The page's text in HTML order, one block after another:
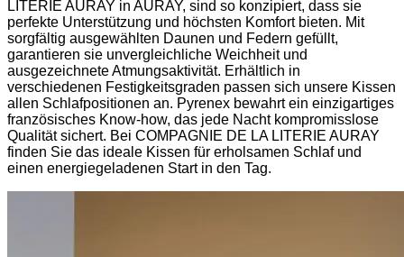
LITERIE AURAY in AURAY, sind so konzipiert, dass sie
perfekte Unterstützung und höchsten Komfort bieten. Mit
sorgfältig ausgewählten Daunen und Federn gefüllt,
garantieren sie unvergleichliche Weichheit und
ausgezeichnete Atmungsaktivität. Erhältlich in
verschiedenen Festigkeitsgraden passen sich unsere Kissen
allen Schlafpositionen an. Pyrenex bewahrt ein einzigartiges
französisches Know-how, das jede Nacht kompromisslose
Qualität sichert. Bei COMPAGNIE DE LA LITERIE AURAY
finden Sie das ideale Kissen für erholsamen Schlaf und
einen energiegeladenen Start in den Tag.